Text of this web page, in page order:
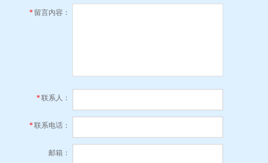
* 留言内容：
*联系人：
*联系电话：
邮箱：